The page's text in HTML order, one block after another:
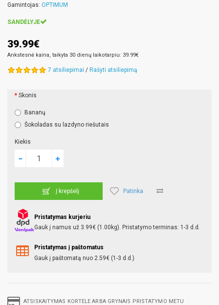
Gamintojas: OPTIMUM
SANDĖLYJE
39.99€
Ankstesnė kaina, taikyta 30 dienų laikotarpiu: 39.99€
7 atsiliepimai / Rašyti atsiliepimą
Skonis
Bananų
Šokoladas su lazdyno riešutais
Kiekis
Į krepšelį Patinka
Pristatymas kurjeriu
Gauk į namus už 3.99€ (1.00kg). Pristatymo terminas: 1-3 d.d.
Pristatymas į paštomatus
Gauk į paštomatą nuo 2.59€ (1-3 d.d.)
ATSISKAITYMAS KORTELE ARBA GRYNAIS PRISTATYMO METU